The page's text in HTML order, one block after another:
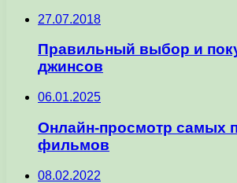
27.07.2018
Правильный выбор и
джинсов
06.01.2025
Онлайн-просмотр самых
фильмов
08.02.2022